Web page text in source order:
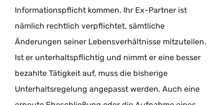
Informationspflicht kommen. Ihr Ex-Partner ist
nämlich rechtlich verpflichtet, sämtliche
Änderungen seiner Lebensverhältnisse mitzuteilen.
Ist er unterhaltspflichtig und nimmt er eine besser
bezahlte Tätigkeit auf, muss die bisherige
Unterhaltsregelung angepasst werden. Auch eine